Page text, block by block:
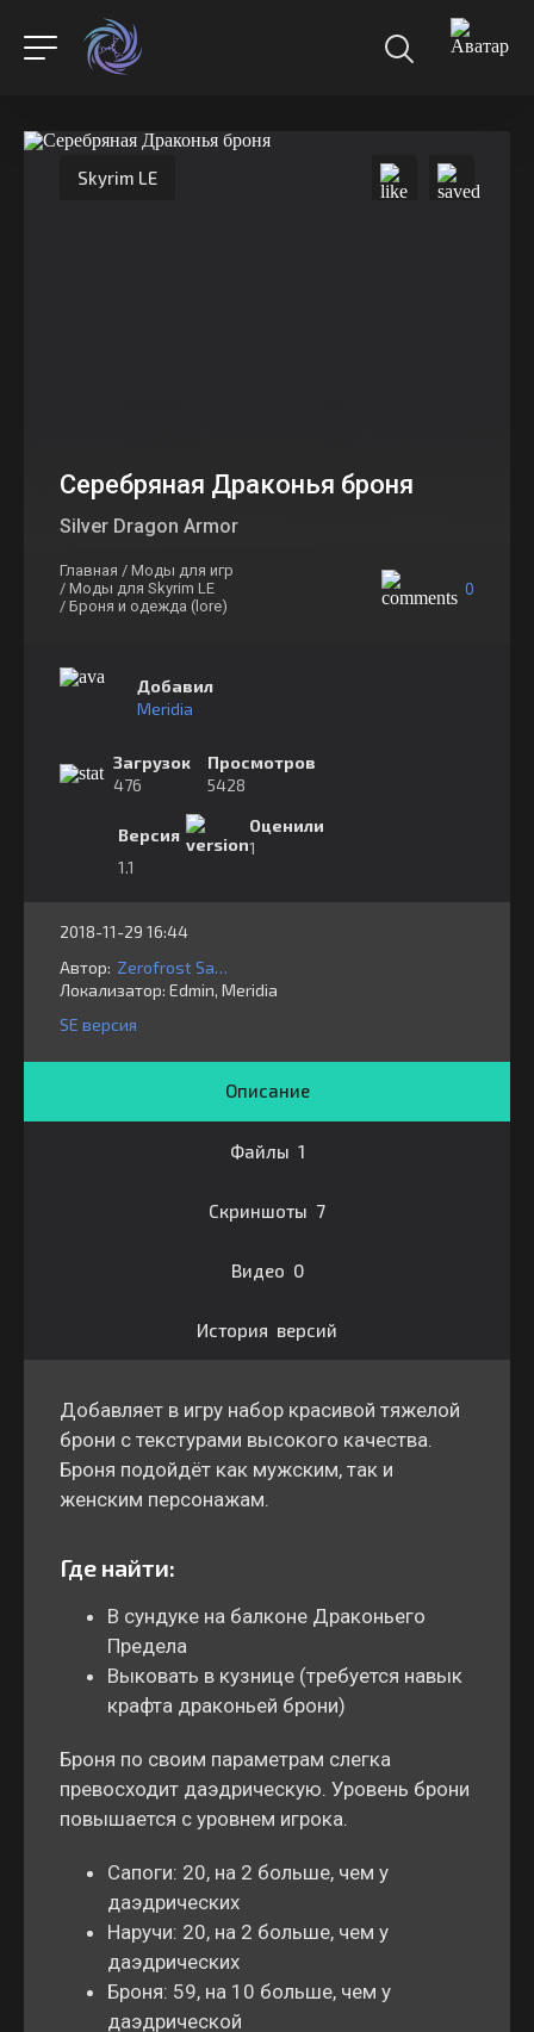
Skyrim LE
Серебряная Драконья броня
Silver Dragon Armor
Главная / Моды для игр
/ Моды для Skyrim LE
/ Броня и одежда (lore)
0
Добавил
Meridia
Загрузок
476
Просмотров
5428
Версия
1.1
Оценили
1
2018-11-29 16:44
Автор:
Zerofrost Satyr
Локализатор: ⁣⁣⁣Edmin, Meridia
SE версия
Описание
Файлы 1
Скриншоты 7
Видео 0
История версий
Добавляет в игру набор красивой тяжелой
брони с текстурами высокого качества.
Броня подойдёт как мужским, так и
женским персонажам.
Где найти:
В сундуке на балконе Драконьего
Предела
Выковать в кузнице (требуется навык
крафта драконьей брони)
Броня по своим параметрам слегка
превосходит даэдрическую. Уровень брони
повышается с уровнем игрока.
Сапоги: 20, на 2 больше, чем у
даэдрических
Наручи: 20, на 2 больше, чем у
даэдрических
Броня: 59, на 10 больше, чем у
даэдрической